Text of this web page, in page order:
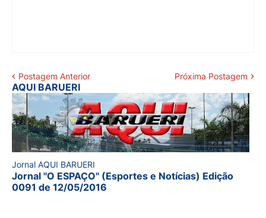
Postagem Anterior Próxima Postagem
AQUI BARUERI
Jornal AQUI BARUERI
Jornal "O ESPAÇO" (Esportes e Notícias) Edição
0091 de 12/05/2016